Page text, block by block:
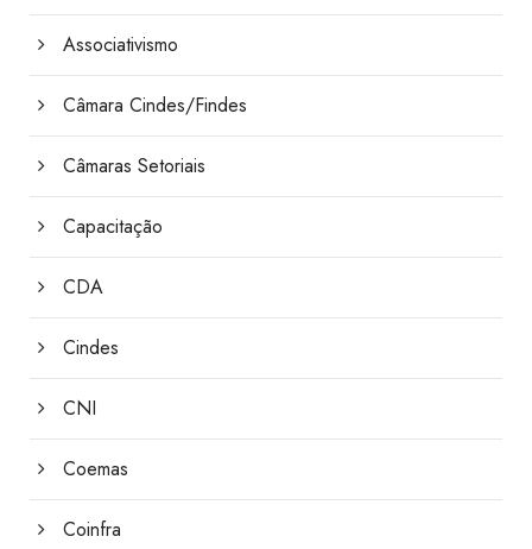
Associativismo
Câmara Cindes/Findes
Câmaras Setoriais
Capacitação
CDA
Cindes
CNI
Coemas
Coinfra